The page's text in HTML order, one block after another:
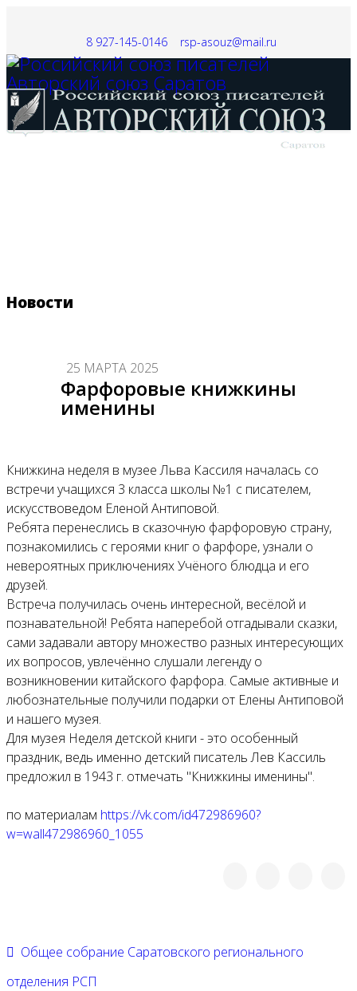
8 927-145-0146 rsp-asouz@mail.ru
Новости
25 МАРТА 2025
Фарфоровые книжкины
именины
Книжкина неделя в музее Льва Кассиля началась со
встречи учащихся 3 класса школы №1 с писателем,
искусствоведом Еленой Антиповой.
Ребята перенеслись в сказочную фарфоровую страну,
познакомились с героями книг о фарфоре, узнали о
невероятных приключениях Учёного блюдца и его
друзей.
Встреча получилась очень интересной, весёлой и
познавательной! Ребята наперебой отгадывали сказки,
сами задавали автору множество разных интересующих
их вопросов, увлечённо слушали легенду о
возникновении китайского фарфора. Самые активные и
любознательные получили подарки от Елены Антиповой
и нашего музея.
Для музея Неделя детской книги - это особенный
праздник, ведь именно детский писатель Лев Кассиль
предложил в 1943 г. отмечать "Книжкины именины".
по материалам https://vk.com/id472986960?
w=wall472986960_1055
Общее собрание Саратовского регионального
отделения РСП